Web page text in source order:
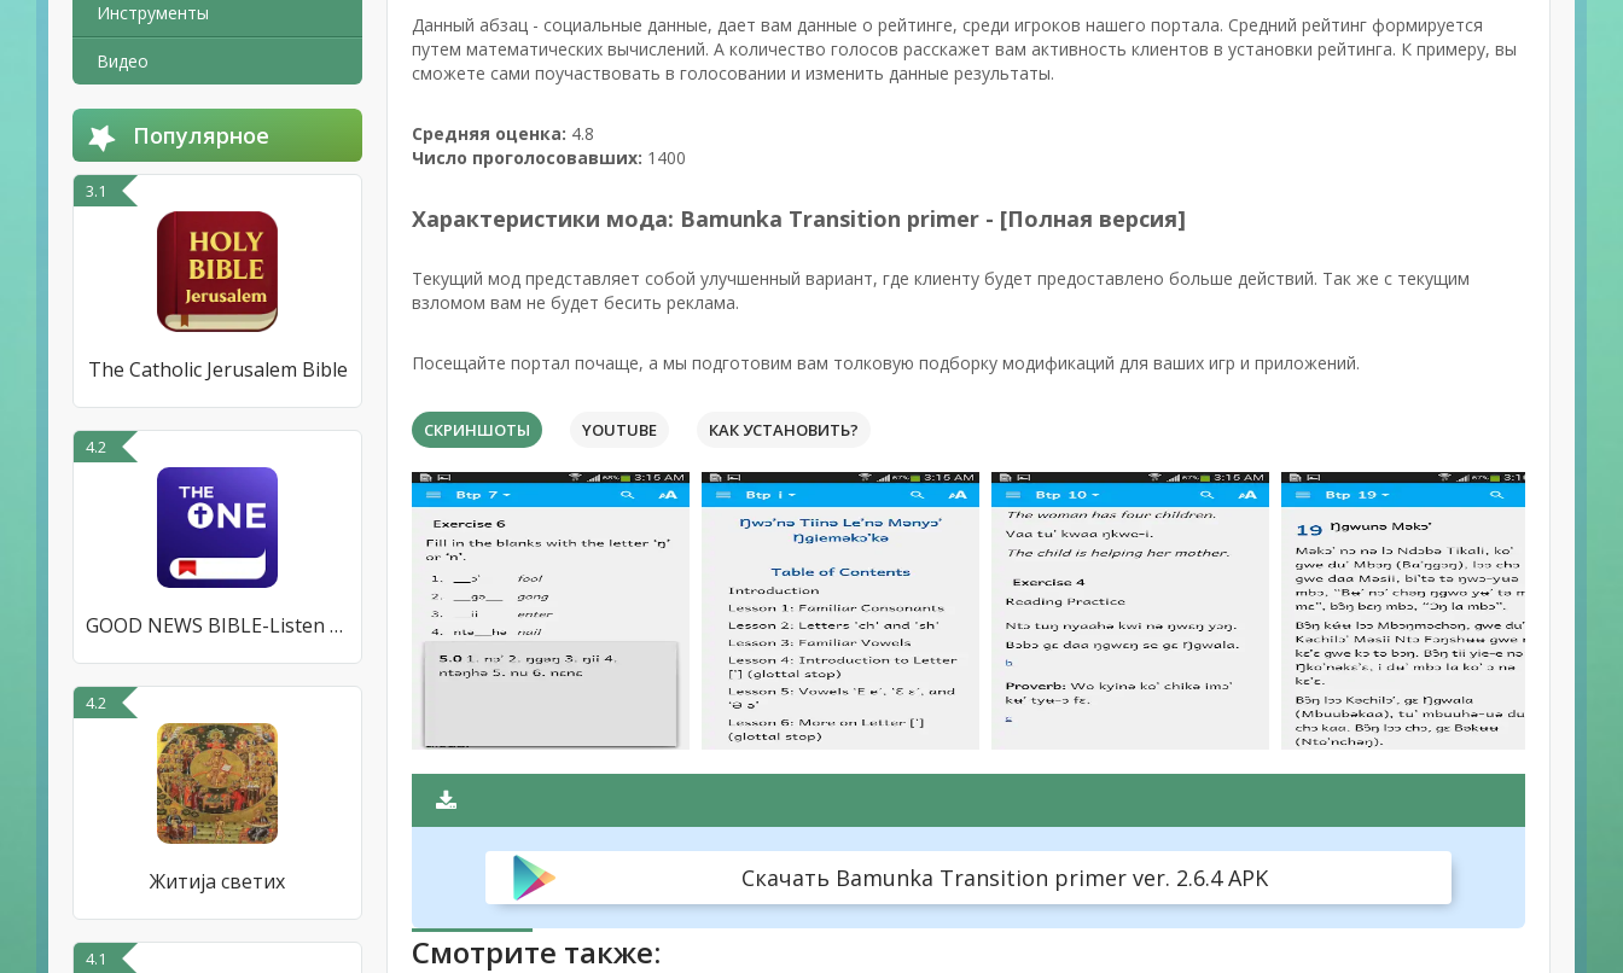
Инструменты
Видео
Популярное
3.1
The Catholic Jerusalem Bible
4.2
GOOD NEWS BIBLE-Listen & Watch
4.2
Житија светих
4.1
Данный абзац - социальные данные, дает вам данные о рейтинге, среди игроков нашего портала. Средний рейтинг формируется
путем математических вычислений. А количество голосов расскажет вам активность клиентов в установки рейтинга. К примеру, вы
сможете сами поучаствовать в голосовании и изменить данные результаты.
Средняя оценка: 4.8
Число проголосовавших: 1400
Характеристики мода: Bamunka Transition primer - [Полная версия]
Текущий мод представляет собой улучшенный вариант, где клиенту будет предоставлено больше действий. Так же с текущим
взломом вам не будет бесить реклама.
Посещайте портал почаще, а мы подготовим вам толковую подборку модификаций для ваших игр и приложений.
СКРИНШОТЫ YOUTUBE КАК УСТАНОВИТЬ?
Скачать Bamunka Transition primer ver. 2.6.4 APK
Смотрите также: